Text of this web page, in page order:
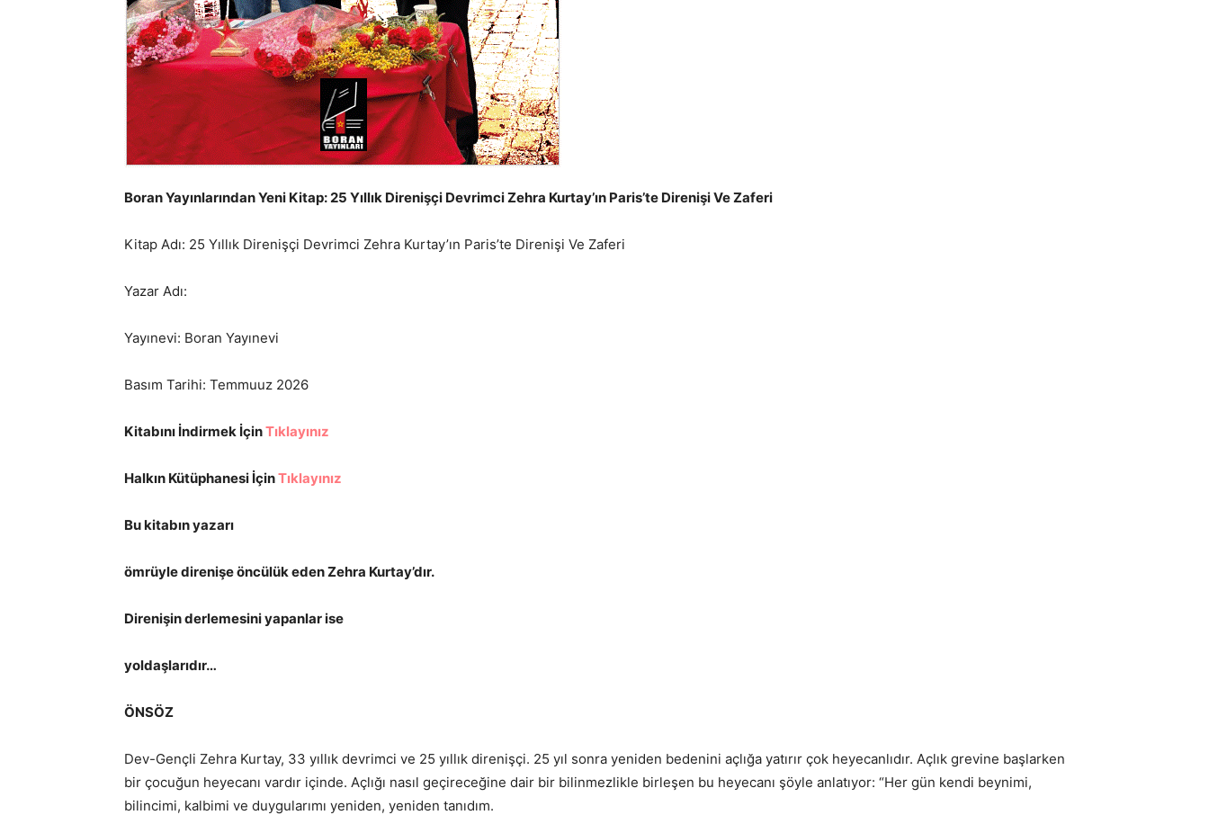
Boran Yayınlarından Yeni Kitap: 25 Yıllık Direnişçi Devrimci Zehra Kurtay’ın Paris’te Direnişi Ve Zaferi
Kitap Adı: 25 Yıllık Direnişçi Devrimci Zehra Kurtay’ın Paris’te Direnişi Ve Zaferi
Yazar Adı:
Yayınevi: Boran Yayınevi
Basım Tarihi: Temmuuz 2026
Kitabını İndirmek İçinTıklayınız
Halkın Kütüphanesi İçinTıklayınız
Bu kitabın yazarı
ömrüyle direnişe öncülük eden Zehra Kurtay’dır.
Direnişin derlemesini yapanlar ise
yoldaşlarıdır…
ÖNSÖZ
Dev-Gençli Zehra Kurtay, 33 yıllık devrimci ve 25 yıllık direnişçi. 25 yıl sonra yeniden bedenini açlığa yatırır çok heyecanlıdır. Açlık grevine başlarken
bir çocuğun heyecanı vardır içinde. Açlığı nasıl geçireceğine dair bir bilinmezlikle birleşen bu heyecanı şöyle anlatıyor: “Her gün kendi beynimi,
bilincimi, kalbimi ve duygularımı yeniden, yeniden tanıdım.